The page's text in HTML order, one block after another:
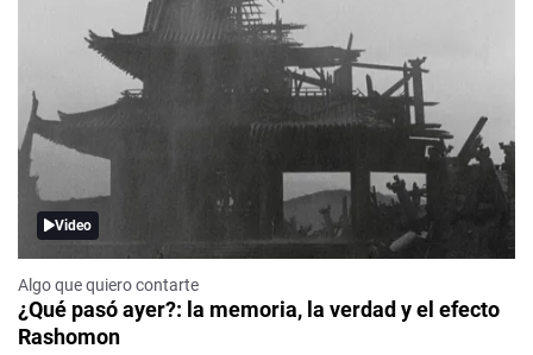
Video
Algo que quiero contarte
¿Qué pasó ayer?: la memoria, la verdad y el efecto
Rashomon